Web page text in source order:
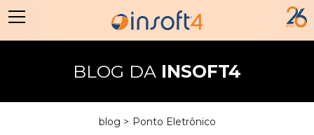
BLOG DAINSOFT4
blog > Ponto Eletrônico